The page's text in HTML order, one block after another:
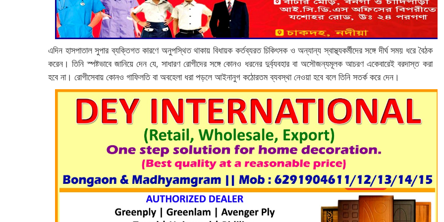
এদিন হাসপাতাল সুপার ব্যক্তিগত কারণে অনুপস্থিত থাকায় বিধায়ক কর্তব্যরত চিকিৎসক ও অন্যান্য স্বাস্থ্যকর্মীদের সঙ্গে দীর্ঘ সময় ধরে বৈঠক
করেন। তিনি স্পষ্টভাবে জানিয়ে দেন যে, সাধারণ রোগীদের সঙ্গে কোনও ধরনের দুর্ব্যবহার বা অসৌজন্যমূলক আচরণ একেবারেই বরদাস্ত করা
হবে না। রোগীসেবায় কোনও গাফিলতি বা অবহেলা ধরা পড়লে আইনানুগ কঠোরতম ব্যবস্থা নেওয়া হবে বলে তিনি সতর্ক করে দেন।